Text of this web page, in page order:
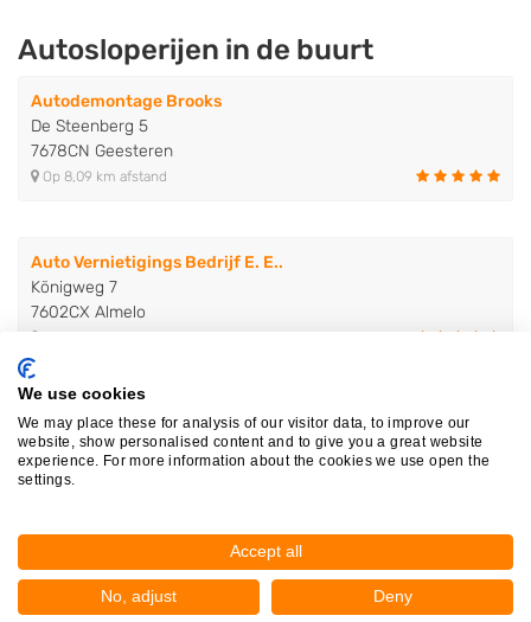
Autosloperijen in de buurt
Autodemontage Brooks
De Steenberg 5
7678CN Geesteren
Op 8,09 km afstand
Auto Vernietigings Bedrijf E. E..
Königweg 7
7602CX Almelo
Auto Samsen B.V.
Toermalijnstraat 15
7554TX Hengelo
Ümit Sloperij
Toermalijnstraat 13
We use cookies
We may place these for analysis of our visitor data, to improve our
website, show personalised content and to give you a great website
experience. For more information about the cookies we use open the
settings.
Accept all
No, adjust Deny